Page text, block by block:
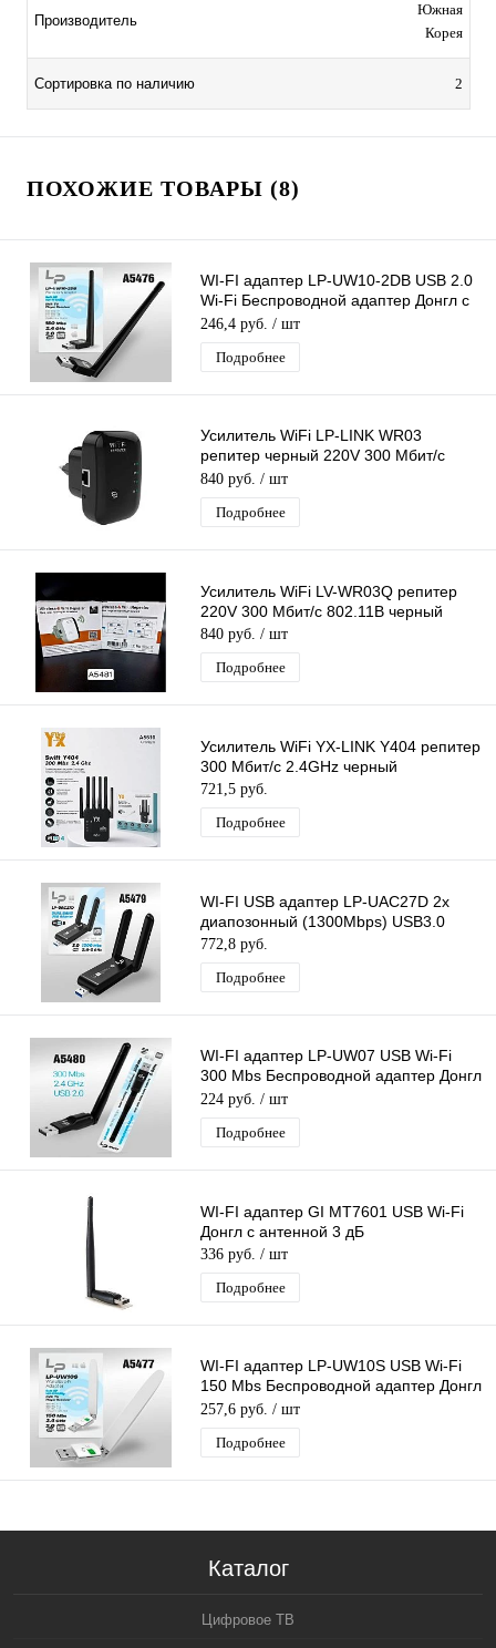
Производитель
Южная
Корея
Сортировка по наличию 2
ПОХОЖИЕ ТОВАРЫ (8)
WI-FI адаптер LP-UW10-2DB USB 2.0
Wi-Fi Беспроводной адаптер Донгл с
антенной MTK7601
246,4 руб. / шт
Подробнее
Усилитель WiFi LP-LINK WR03
репитер черный 220V 300 Мбит/с
802.11B
840 руб. / шт
Подробнее
Усилитель WiFi LV-WR03Q репитер
220V 300 Мбит/с 802.11B черный
840 руб. / шт
Подробнее
Усилитель WiFi YX-LINK Y404 репитер
300 Мбит/с 2.4GHz черный
721,5 руб.
Подробнее
WI-FI USB адаптер LP-UAC27D 2х
диапозонный (1300Mbps) USB3.0
772,8 руб.
Подробнее
WI-FI адаптер LP-UW07 USB Wi-Fi
300 Mbs Беспроводной адаптер Донгл
с антенной MTK7601
224 руб. / шт
Подробнее
WI-FI адаптер GI MT7601 USB Wi-Fi
Донгл с антенной 3 дБ
336 руб. / шт
Подробнее
WI-FI адаптер LP-UW10S USB Wi-Fi
150 Mbs Беспроводной адаптер Донгл
с антенной MTK7601
257,6 руб. / шт
Подробнее
Каталог
Цифровое ТВ